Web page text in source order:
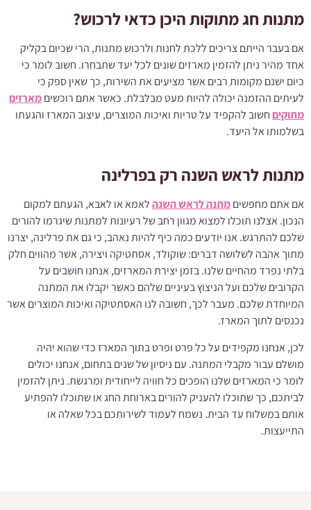
מתנות חג מתוקות היכן כדאי לרכוש?
אם בעבר הייתם צריכים ללכת לחנות ולרכוש מתנות, הרי שכיום בקליק
אחד מהיר ניתן להזמין מארזים שונים לכל יעד שתבחרו. חשוב לומר כי
כיום ישנם מקומות רבים אשר מציעים את השירות, כך שאין ספק כי
לעיתים ההזמנה יכולה להיות מעט מבלבלת. כאשר אתם רוכשיםמארזים
מתוקיםחשוב להקפיד על טריות ואיכות המוצרים, עיצוב המארז והגעתו
בשלמותו אל היעד.
מתנות לראש השנה רק בפרלינה
אם אתם מחפשיםמתנה לראש השנהלאמא או לאבא, הגעתם למקום
הנכון. אצלנו תוכלו למצוא מגוון רחב של רעיונות למתנות שיגרמו להורים
שלכם להתרגש. אנו יודעים כמה כיף להיות נאהב, כי גם את פרלינה, יצרנו
מתוך אהבה לשלושה דברים: שוקולד, אסתטיקה ויצירה, אשר מהווים חלק
בלתי נפרד מהחיים שלנו. בזמן יצירת המארזים, אנחנו חושבים על
הקרובים שלכם ועל הניצוץ בעיניים שלהם כאשר יקבלו את המתנה
המיוחדת שלכם. מעבר לכך, חשובה לנו האסתטיקה ואיכות המוצרים אשר
נכנסים לתוך המארז.
לכן, אנחנו מקפידים על כל פרט ופרט בתוך המארז כדי שהוא יהיה
מושלם עבור מקבלי המתנה. עם ניסיון של שנים בתחום, אנחנו יכולים
לומר כי המארזים שלנו הופכים כל חוויה לייחודית ומרגשת. ניתן להזמין
לביתכם, כך שתוכלו להעניק להורים בארוחת החג או שתוכלו להפתיע
אותם במשלוח עד הבית. נשמח לעמוד לשירותכם בכל שאלה או
התייעצות.